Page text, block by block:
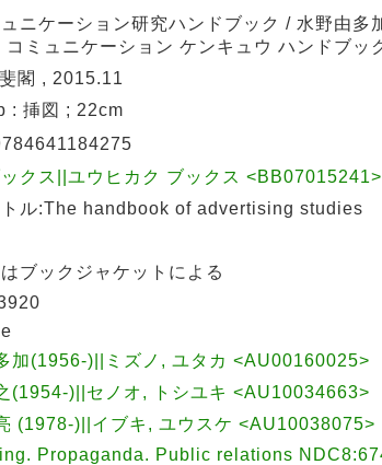
ニケーション研究ハンドブック / 水野由多
コミュニケーション ケンキュウ ハンドブッ
閣 , 2015.11
: 挿図 ; 22cm
クス||ユウヒカク ブックス
トル:The handbook of advertising studies
ブックジャケットによる
加(1956-)||ミズノ, ユタカ <AU00160025>
(1954-)||セノオ, トシユキ <AU10034663>
(1978-)||イブキ, ユウスケ <AU10038075>
Propaganda. Public relations